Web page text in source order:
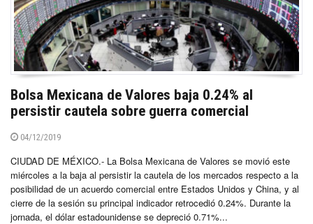
Bolsa Mexicana de Valores baja 0.24% al
persistir cautela sobre guerra comercial
04/12/2019
CIUDAD DE MÉXICO.- La Bolsa Mexicana de Valores se movió este
miércoles a la baja al persistir la cautela de los mercados respecto a la
posibilidad de un acuerdo comercial entre Estados Unidos y China, y al
cierre de la sesión su principal indicador retrocedió 0.24%. Durante la
jornada, el dólar estadounidense se depreció 0.71%...